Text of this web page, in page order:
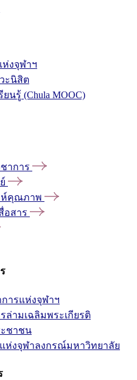
งจุฬาฯ
ะนิสิต
นรู้ (Chula MOOC)
าการ
ห์คุณภาพ
อสาร
ารแห่งจุฬาฯ
ล่ามเฉลิมพระเกียรติ
ชาชน
ห่งจุฬาลงกรณ์มหาวิทยาลัย